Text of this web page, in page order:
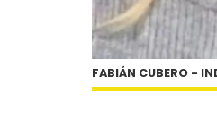
FABIÁN CUBERO -